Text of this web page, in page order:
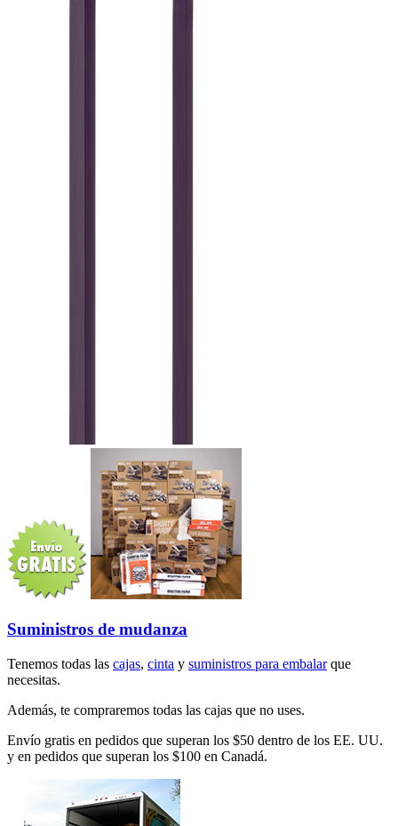
Suministros de mudanza
Tenemos todas las cajas, cinta y suministros para embalarque
necesitas.
Además, te compraremos todas las cajas que no uses.
Envío gratis en pedidos que superan los $50 dentro de los EE. UU.
y en pedidos que superan los $100 en Canadá.